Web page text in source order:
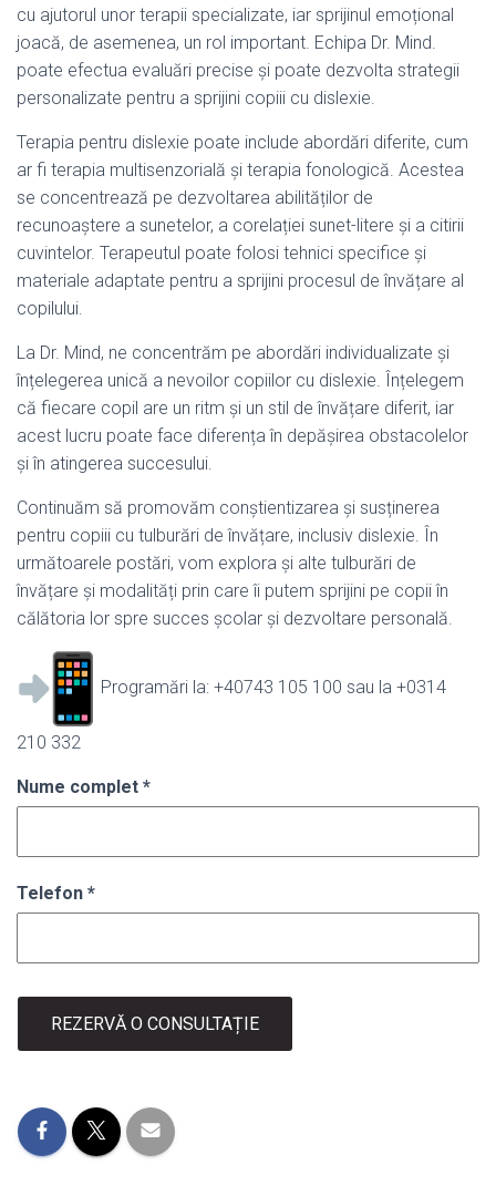
cu ajutorul unor terapii specializate, iar sprijinul emoțional
joacă, de asemenea, un rol important. Echipa Dr. Mind.
poate efectua evaluări precise și poate dezvolta strategii
personalizate pentru a sprijini copiii cu dislexie.
Terapia pentru dislexie poate include abordări diferite, cum
ar fi terapia multisenzorială și terapia fonologică. Acestea
se concentrează pe dezvoltarea abilităților de
recunoaștere a sunetelor, a corelației sunet-litere și a citirii
cuvintelor. Terapeutul poate folosi tehnici specifice și
materiale adaptate pentru a sprijini procesul de învățare al
copilului.
La Dr. Mind, ne concentrăm pe abordări individualizate și
înțelegerea unică a nevoilor copiilor cu dislexie. Înțelegem
că fiecare copil are un ritm și un stil de învățare diferit, iar
acest lucru poate face diferența în depășirea obstacolelor
și în atingerea succesului.
Continuăm să promovăm conștientizarea și susținerea
pentru copiii cu tulburări de învățare, inclusiv dislexie. În
următoarele postări, vom explora și alte tulburări de
învățare și modalități prin care îi putem sprijini pe copii în
călătoria lor spre succes școlar și dezvoltare personală.
Programări la: +40743 105 100 sau la +0314
210 332
Nume complet *
Telefon *
REZERVĂ O CONSULTAȚIE